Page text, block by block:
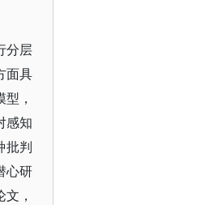
分层
面具
，
感知
批判
心研
，